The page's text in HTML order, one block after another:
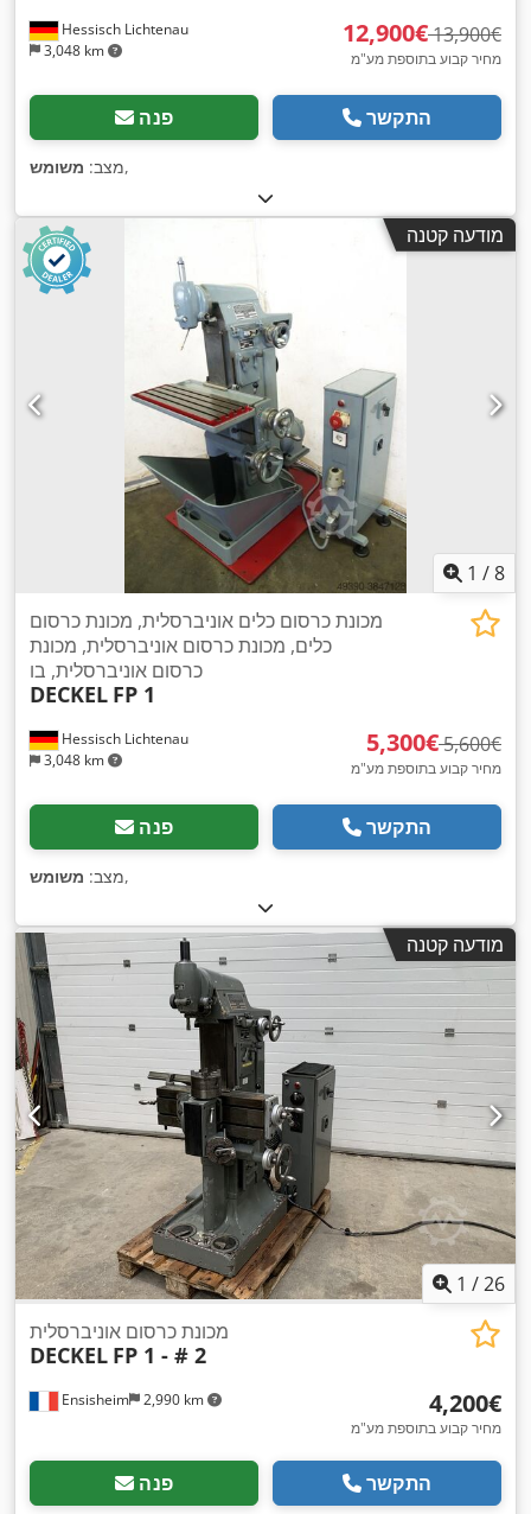
Hessisch Lichtenau
3,048 km
‏12,900 ‏€ ‏13,900 ‏€
מחיר קבוע בתוספת מע"מ
פנה התקשר
מצב: משומש ,
מודעה קטנה
1 /8
Hessisch Lichtenau
3,048 km
מכונת כרסום כלים אוניברסלית, מכונת כרסום
כלים, מכונת כרסום אוניברסלית, מכונת
כרסום אוניברסלית, בו
DECKEL FP 1
‏5,300 ‏€ ‏5,600 ‏€
מחיר קבוע בתוספת מע"מ
פנה התקשר
מצב: משומש ,
מודעה קטנה
1 /26
Ensisheim 2,990 km
מכונת כרסום אוניברסלית
DECKEL FP 1 - # 2
‏4,200 ‏€
מחיר קבוע בתוספת מע"מ
פנה התקשר